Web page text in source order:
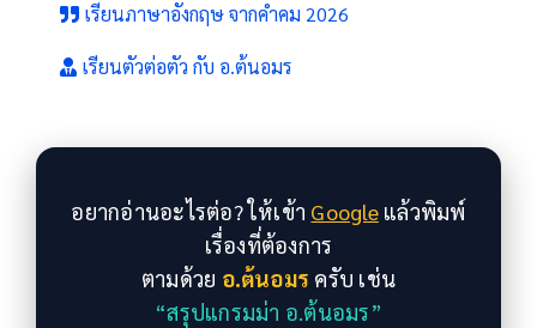
เรียนภาษาอังกฤษ จากคำคม 2026
เรียนตัวต่อตัว กับ อ.ต้นอมร
อยากอ่านอะไรต่อ? ให้เข้า Googleแล้วพิมพ์
เรื่องที่ต้องการ
ตามด้วย อ.ต้นอมร ครับ เช่น
“สรุปแกรมม่า อ.ต้นอมร”